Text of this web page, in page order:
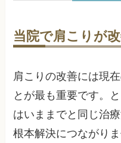
当院で肩こりが
肩こりの改善には現
とが最も重要です。
はいままでと同じ治
根本解決につながりま